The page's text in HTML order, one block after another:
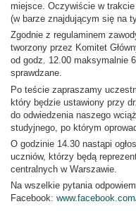
miejsce. Oczywiście w
(w barze znajdującym się na
Zgodnie z regulaminem
tworzony przez Komitet
od godz. 12.00 maksymalnie
sprawdzane.
Po teście zapraszamy
który będzie ustawiony przy
do odwiedzenia naszego
studyjnego, po którym
O godzinie 14.30 nastąpi
uczniów, którzy będą
centralnych w Warszawie.
Na wszelkie pytania
Facebook: